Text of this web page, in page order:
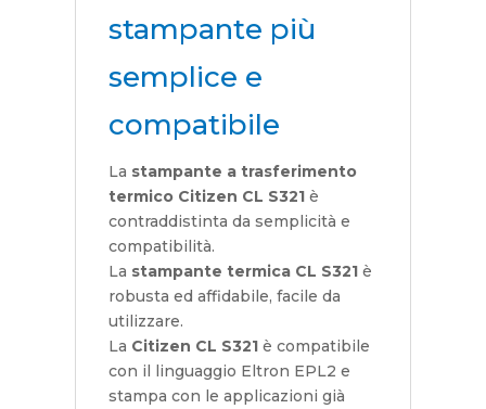
stampante più
semplice e
compatibile
La stampante a trasferimento
termico Citizen CL S321è
contraddistinta da semplicità e
compatibilità.
La stampante termica CL S321è
robusta ed affidabile, facile da
utilizzare.
La Citizen CL S321è compatibile
con il linguaggio Eltron EPL2 e
stampa con le applicazioni già